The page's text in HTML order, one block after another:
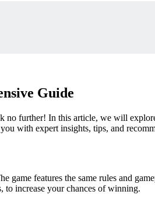
Guide
further! In this article, we will
with expert insights, tips, and
features the same rules and
to increase your chances of winning.